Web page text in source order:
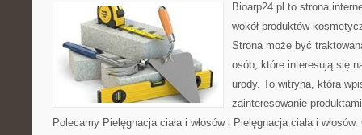
Bioarp24.pl to strona
wokół produktów
Strona może być
osób, które interesują się
urody. To witryna, która
zainteresowanie
Polecamy Pielęgnacja ciała i włosów i Pielęgnacja ciała i